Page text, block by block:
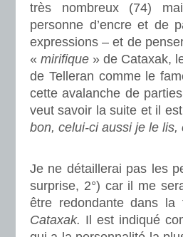
très nombreux (74)
personne d’encre et de
expressions – et de
« mirifique » de Cataxak,
de Telleran comme le
cette avalanche de
veut savoir la suite et il
bon, celui-ci aussi je le
Je ne détaillerai pas les
surprise, 2°) car il me
être redondante dans
Cataxak. Il est indiqué